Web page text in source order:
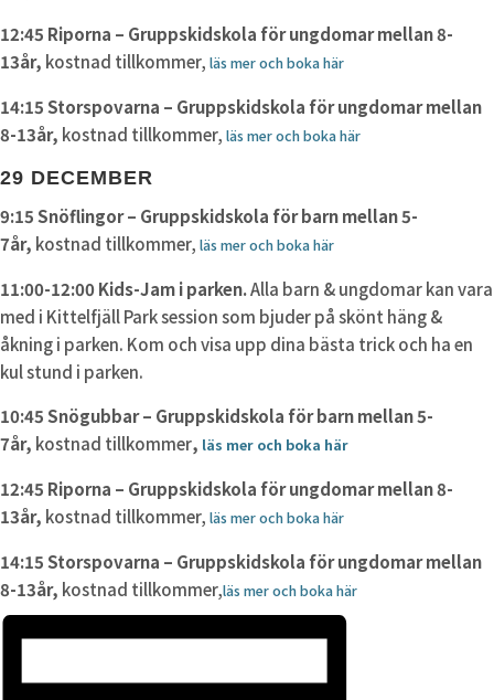
12:45 Riporna – Gruppskidskola för ungdomar mellan 8-
13år, kostnad tillkommer, läs mer och boka här
14:15 Storspovarna – Gruppskidskola för ungdomar mellan
8-13år, kostnad tillkommer, läs mer och boka här
29 DECEMBER
9:15 Snöflingor – Gruppskidskola för barn mellan 5-
7år, kostnad tillkommer, läs mer och boka här
11:00-12:00 Kids-Jam i parken.Alla barn & ungdomar kan vara
med i Kittelfjäll Park session som bjuder på skönt häng &
åkning i parken. Kom och visa upp dina bästa trick och ha en
kul stund i parken.
10:45 Snögubbar – Gruppskidskola för barn mellan 5-
7år, kostnad tillkommer, läs mer och boka här
12:45 Riporna – Gruppskidskola för ungdomar mellan 8-
13år, kostnad tillkommer, läs mer och boka här
14:15 Storspovarna – Gruppskidskola för ungdomar mellan
8-13år, kostnad tillkommer,läs mer och boka här